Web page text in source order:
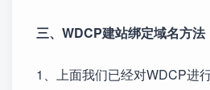
三、WDCP建站绑定域名方法
1、上面我们已经对WDCP进